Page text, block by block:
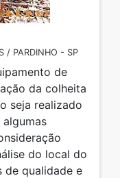
/ PARDINHO - SP
de
da colheita
seja realizado
do local do
de qualidade e